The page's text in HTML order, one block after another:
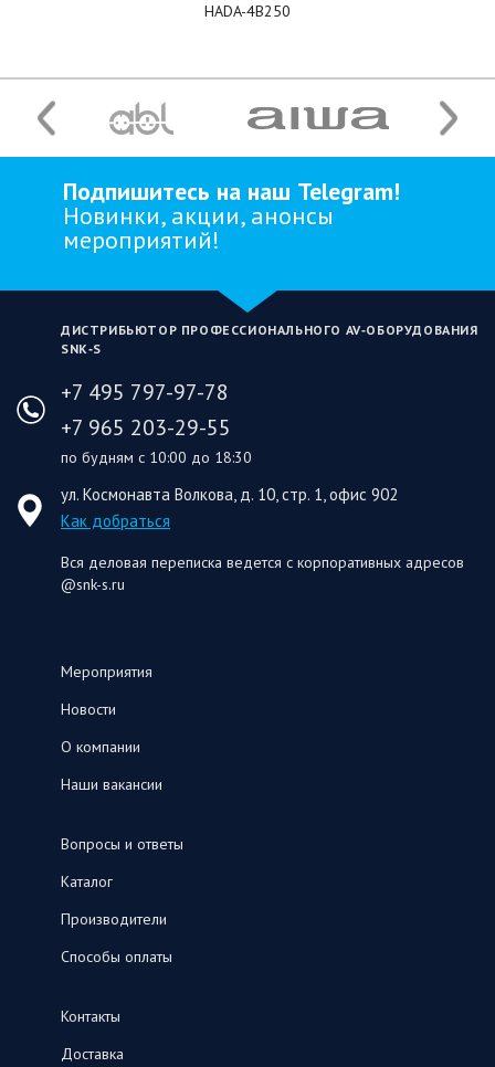
HADA-4B250
Подпишитесь на наш Telegram!
Новинки, акции, анонсы
мероприятий!
ДИСТРИБЬЮТОР ПРОФЕССИОНАЛЬНОГО AV‑ОБОРУДОВАНИЯ
SNK‑S
+7 495 797-97-78
+7 965 203-29-55
по будням с 10:00 до 18:30
ул. Космонавта Волкова, д. 10, стр. 1, офис 902
Как добраться
Вся деловая переписка ведется с корпоративных адресов
@snk-s.ru
Мероприятия
Новости
О компании
Наши вакансии
Вопросы и ответы
Каталог
Производители
Способы оплаты
Контакты
Доставка